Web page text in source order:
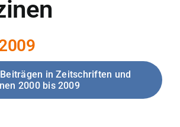
in Zeitschriften und
2000 bis 2009